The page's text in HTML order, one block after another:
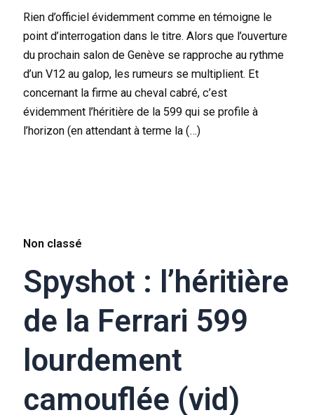
Rien d’officiel évidemment comme en témoigne le
point d’interrogation dans le titre. Alors que l’ouverture
du prochain salon de Genève se rapproche au rythme
d’un V12 au galop, les rumeurs se multiplient. Et
concernant la firme au cheval cabré, c’est
évidemment l’héritière de la 599 qui se profile à
l’horizon (en attendant à terme la (…)
Non classé
Spyshot : l’héritière
de la Ferrari 599
lourdement
camouflée (vid)